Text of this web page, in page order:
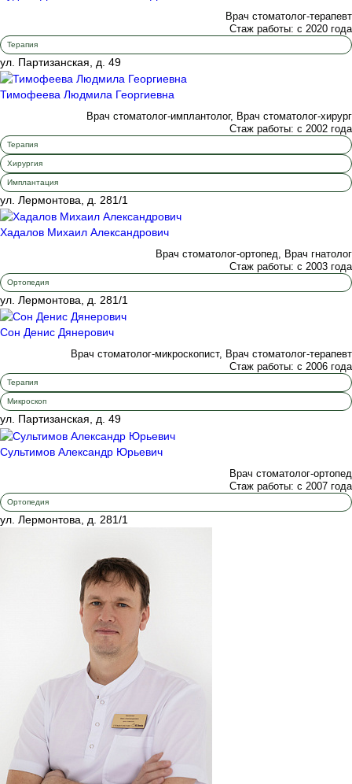
Врач стоматолог-терапевт
Стаж работы: с 2020 года
Терапия
ул. Партизанская, д. 49
Тимофеева Людмила Георгиевна
Врач стоматолог-имплантолог, Врач стоматолог-хирург
Стаж работы: с 2002 года
Терапия
Хирургия
Имплантация
ул. Лермонтова, д. 281/1
Хадалов Михаил Александрович
Врач стоматолог-ортопед, Врач гнатолог
Стаж работы: с 2003 года
Ортопедия
ул. Лермонтова, д. 281/1
Сон Денис Дянерович
Врач стоматолог-микроскопист, Врач стоматолог-терапевт
Стаж работы: с 2006 года
Терапия
Микроскоп
ул. Партизанская, д. 49
Сультимов Александр Юрьевич
Врач стоматолог-ортопед
Стаж работы: с 2007 года
Ортопедия
ул. Лермонтова, д. 281/1